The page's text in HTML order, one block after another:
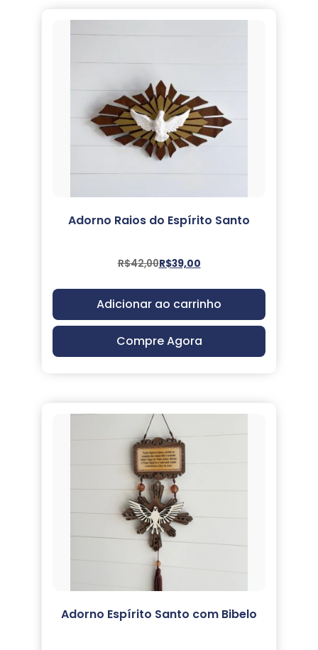
Adorno Raios do Espírito Santo
R$42,00R$39,00
Adicionar ao carrinho
Compre Agora
Adorno Espírito Santo com Bibelo